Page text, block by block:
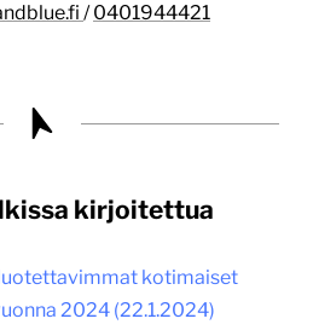
/0401944421
kirjoitettua
kotimaiset
2024 (22.1.2024)